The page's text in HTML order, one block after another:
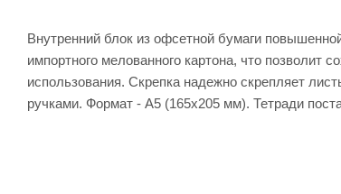
Внутренний блок из офсетной бумаги
импортного мелованного картона, что позволит
использования. Скрепка надежно скрепляет
ручками. Формат - А5 (165х205 мм). Тетради